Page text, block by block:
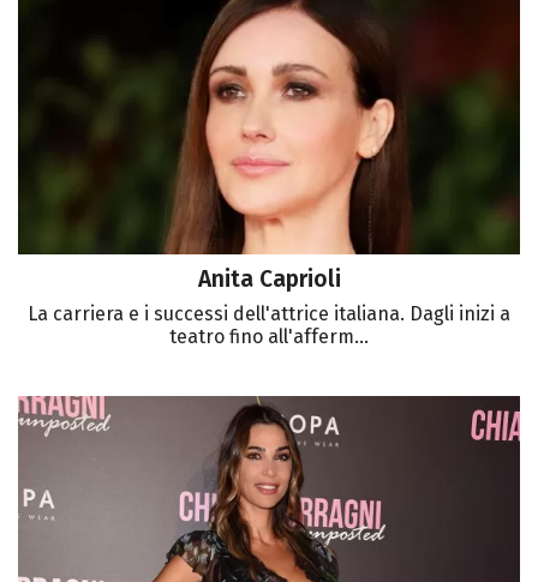
Anita Caprioli
La carriera e i successi dell'attrice italiana. Dagli inizi a
teatro fino all'afferm...